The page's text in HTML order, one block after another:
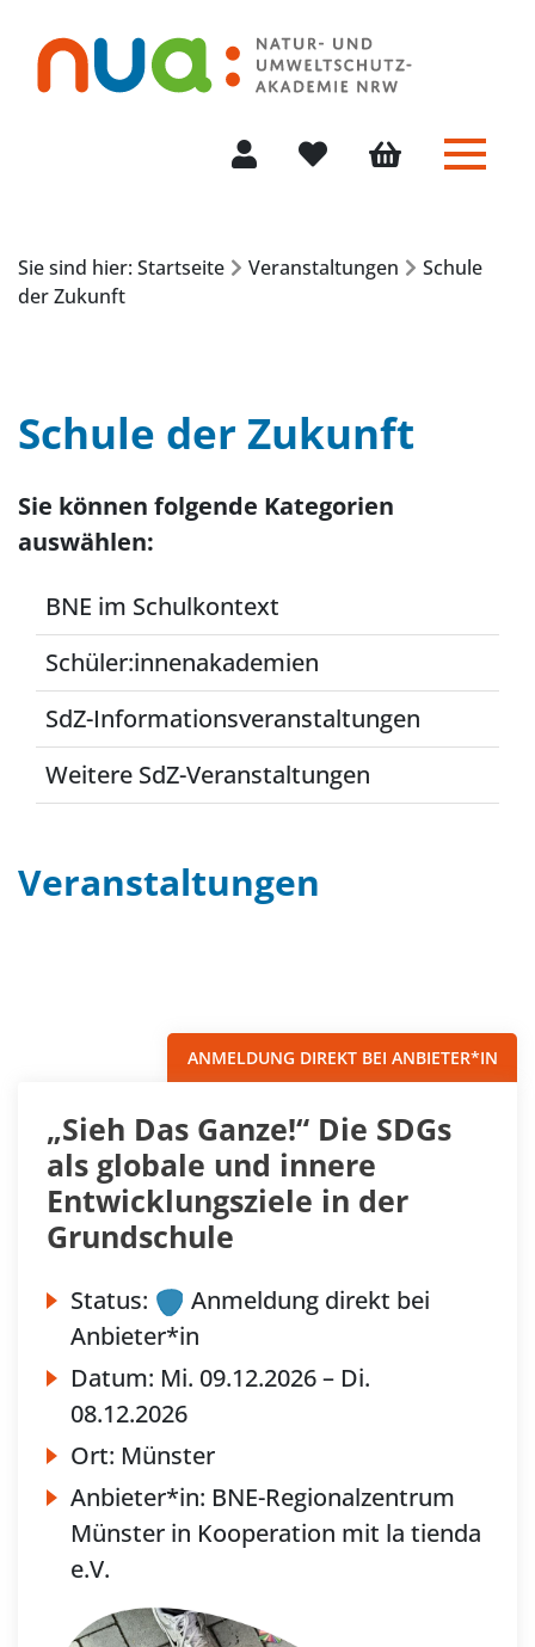
Menü
Sie sind hier: Startseite Veranstaltungen
Schule
der Zukunft
Schule der Zukunft
Sie können folgende Kategorien
auswählen:
BNE im Schulkontext
Schüler:innenakademien
SdZ-Informationsveranstaltungen
Weitere SdZ-Veranstaltungen
Veranstaltungen
ANMELDUNG DIREKT BEI ANBIETER*IN
„Sieh Das Ganze!“ Die SDGs
als globale und innere
Entwicklungsziele in der
Grundschule
Status:
Anmeldung direkt bei
Anbieter*in
Datum: Mi. 09.12.2026 – Di.
08.12.2026
Ort: Münster
Anbieter*in: BNE-Regionalzentrum
Münster in Kooperation mit la tienda
e.V.